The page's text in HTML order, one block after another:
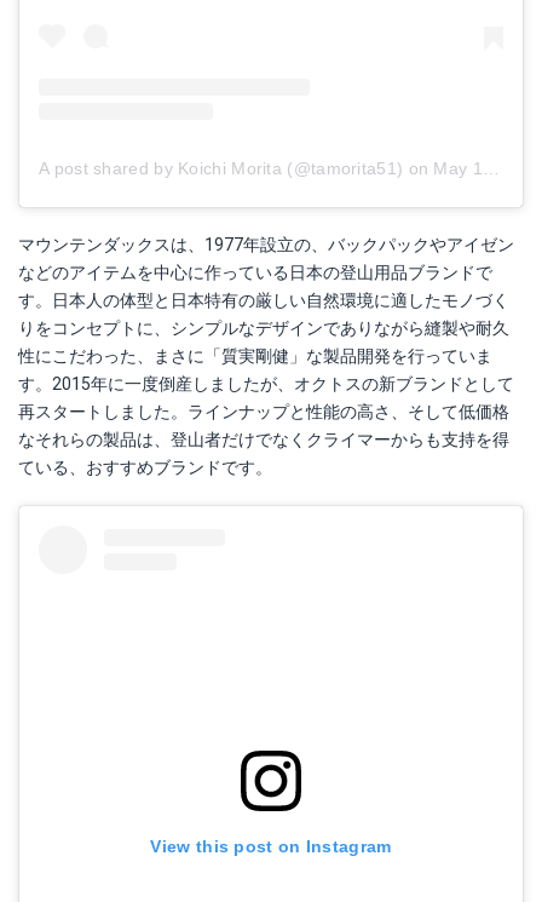
A post shared by Koichi Morita (@tamorita51) on May 19, 2015 at 3:16pm PDT
マウンテンダックスは、1977年設立の、バックパックやアイゼン
などのアイテムを中心に作っている日本の登山用品ブランドで
す。日本人の体型と日本特有の厳しい自然環境に適したモノづく
りをコンセプトに、シンプルなデザインでありながら縫製や耐久
性にこだわった、まさに「質実剛健」な製品開発を行っていま
す。2015年に一度倒産しましたが、オクトスの新ブランドとして
再スタートしました。ラインナップと性能の高さ、そして低価格
なそれらの製品は、登山者だけでなくクライマーからも支持を得
ている、おすすめブランドです。
View this post on Instagram